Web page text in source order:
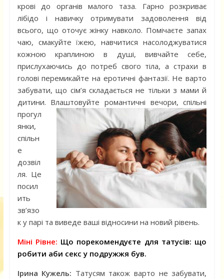
крові до органів малого таза. Гарно розкриває
лібідо і навичку отримувати задоволення від
всього, що оточує жінку навколо. Помічаєте запах
чаю, смакуйте їжею, навчитися насолоджуватися
кожною краплиною в душі, вивчайте себе,
прислухаючись до потреб свого тіла, а страхи в
голові перемикайте на еротичні фантазії. Не варто
забувати, що сім’я складається не тільки з мами й
дитини. Влаштовуйте романтичні вечори, спільні
прогул
янки,
спільн
е
дозвіл
ля. Це
посил
ить
зв’язо
к у парі та виведе ваші відносини на новий рівень.
Міні Рівне: Що порекомендуєте для татусів: що
робити аби секс у подружжя був.
Ірина Кужель: Татусям також варто не забувати,